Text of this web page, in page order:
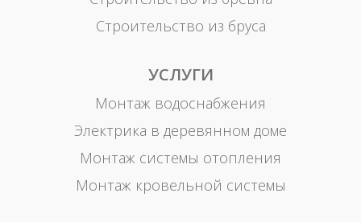
Строительство из бруса
УСЛУГИ
Монтаж водоснабжения
Электрика в деревянном доме
Монтаж системы отопления
Монтаж кровельной системы